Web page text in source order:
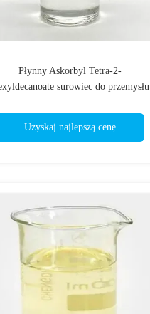
Płynny Askorbyl Tetra-2-
surowiec do przemysłu
Uzyskaj najlepszą cenę